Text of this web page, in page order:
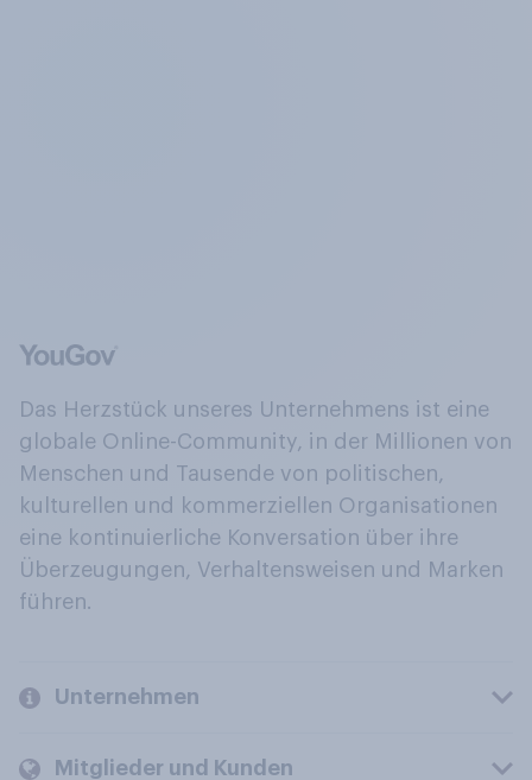
Das Herzstück unseres Unternehmens ist eine
globale Online-Community, in der Millionen von
Menschen und Tausende von politischen,
kulturellen und kommerziellen Organisationen
eine kontinuierliche Konversation über ihre
Überzeugungen, Verhaltensweisen und Marken
führen.
Unternehmen
Mitglieder und Kunden